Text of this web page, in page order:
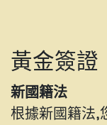
黃金簽證
新國籍法
根據新國籍法,